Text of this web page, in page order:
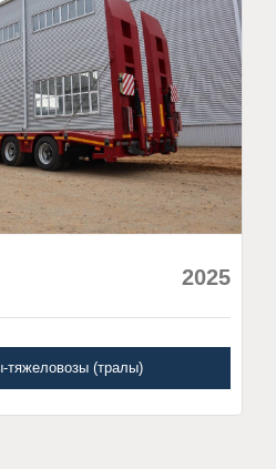
2025
тяжеловозы (тралы)